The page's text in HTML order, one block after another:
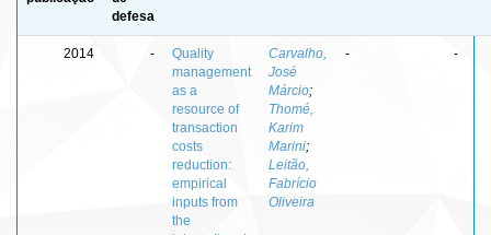
defesa
2014 -
Quality
management
as a
resource of
transaction
costs
reduction:
empirical
inputs from
the
Carvalho,
José
Márcio;
Thomé,
Karim
Marini;
Leitão,
Fabrício
Oliveira
- -